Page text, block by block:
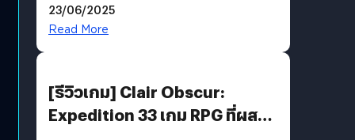
23/06/2025
Read More
[รีวิวเกม] Clair Obscur:
Expedition 33 เกม RPG ที่ผสาน